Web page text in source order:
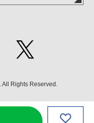
Rights Reserved.